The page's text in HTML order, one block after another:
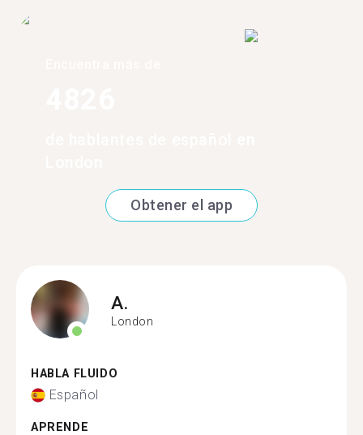
Obtener el app
A.
London
HABLA FLUIDO
Español
APRENDE